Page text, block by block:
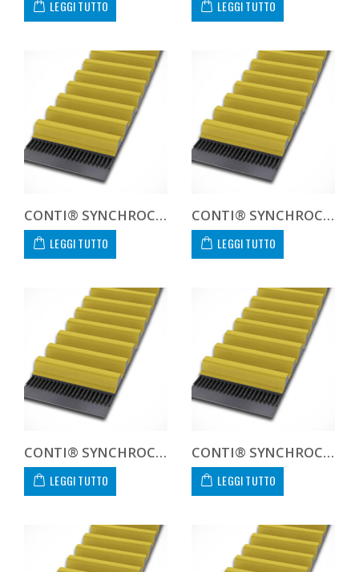
LEGGI TUTTO LEGGI TUTTO
CONTI® SYNCHROCHAIN CARBON CTD 14M 1400 125 C
LEGGI TUTTO
CONTI® SYNCHROCHAIN CARBON CTD 14M 1400 450 C CUSTOM
LEGGI TUTTO
CONTI® SYNCHROCHAIN CARBON CTD 14M 1568 20 C
LEGGI TUTTO
CONTI® SYNCHROCHAIN CARBON CTD 14M 1568 37 C
LEGGI TUTTO